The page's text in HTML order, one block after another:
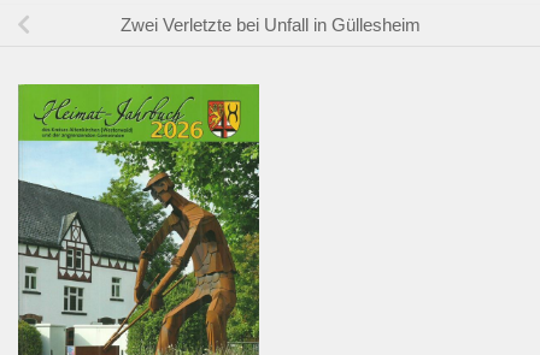
Zwei Verletzte bei Unfall in Güllesheim